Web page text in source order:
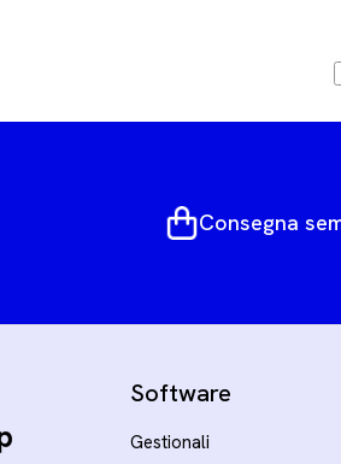
Consegna
Software
Gestionali